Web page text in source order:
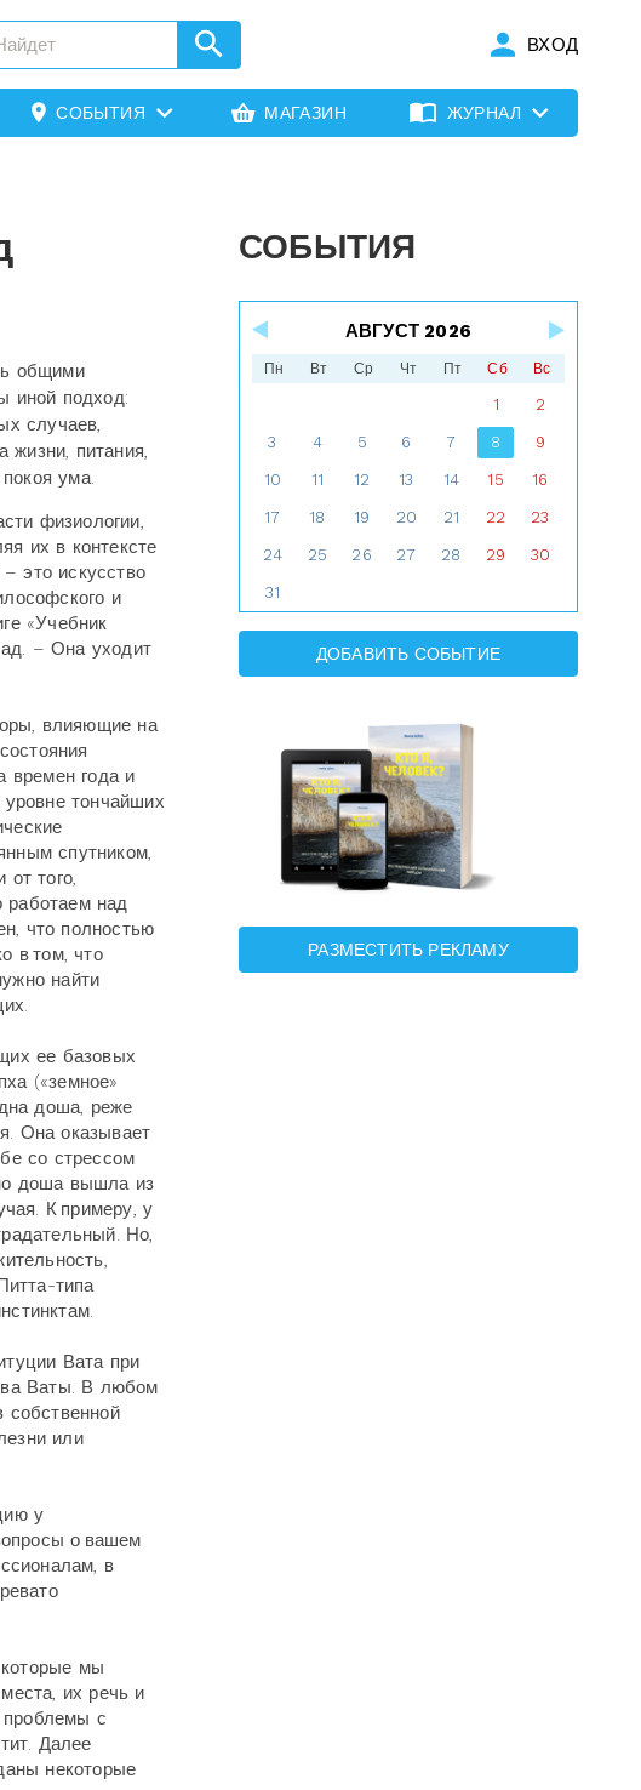
ВХОД
СОБЫТИЯ МАГАЗИН ЖУРНАЛ
общими
иной подход:
случаев,
жизни, питания,
ума.
физиологии,
их в контексте
это искусство
и
«Учебник
– Она уходит
влияющие на
времен года и
уровне тончайших
спутником,
того,
работаем над
что полностью
в том, что
найти
ее базовых
(«земное»
доша, реже
Она оказывает
со стрессом
доша вышла из
К примеру, у
Но,
типа
Вата при
Ваты. В любом
собственной
или
у
о вашем
в
мы
их речь и
проблемы с
Далее
некоторые
СОБЫТИЯ
АВГУСТ 2026
Пн Вт Ср Чт Пт Сб Вс
1 2
3 4 5 6 7 8 9
10 11 12 13 14 15 16
17 18 19 20 21 22 23
24 25 26 27 28 29 30
31
ДОБАВИТЬ СОБЫТИЕ
РАЗМЕСТИТЬ РЕКЛАМУ